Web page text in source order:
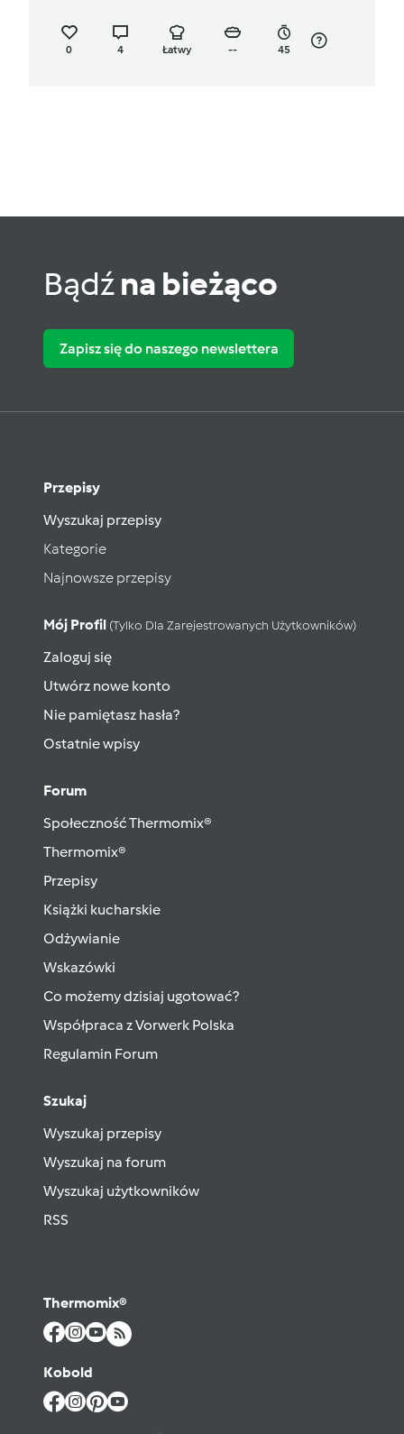
0 4 Łatwy -- 45
Bądźna bieżąco
Zapisz się do naszego newslettera
Przepisy
Wyszukaj przepisy
Kategorie
Najnowsze przepisy
Mój Profil (tylko Dla Zarejestrowanych Użytkowników)
Zaloguj się
Utwórz nowe konto
Nie pamiętasz hasła?
Ostatnie wpisy
Forum
Społeczność Thermomix®
Thermomix®
Przepisy
Książki kucharskie
Odżywianie
Wskazówki
Co możemy dzisiaj ugotować?
Współpraca z Vorwerk Polska
Regulamin Forum
Szukaj
Wyszukaj przepisy
Wyszukaj na forum
Wyszukaj użytkowników
RSS
Thermomix®
Kobold